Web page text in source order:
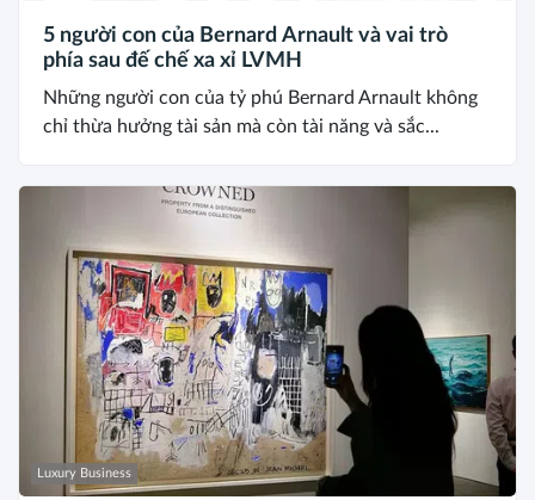
5 người con của Bernard Arnault và vai trò
phía sau đế chế xa xỉ LVMH
Những người con của tỷ phú Bernard Arnault không
chỉ thừa hưởng tài sản mà còn tài năng và sắc...
Luxury Business